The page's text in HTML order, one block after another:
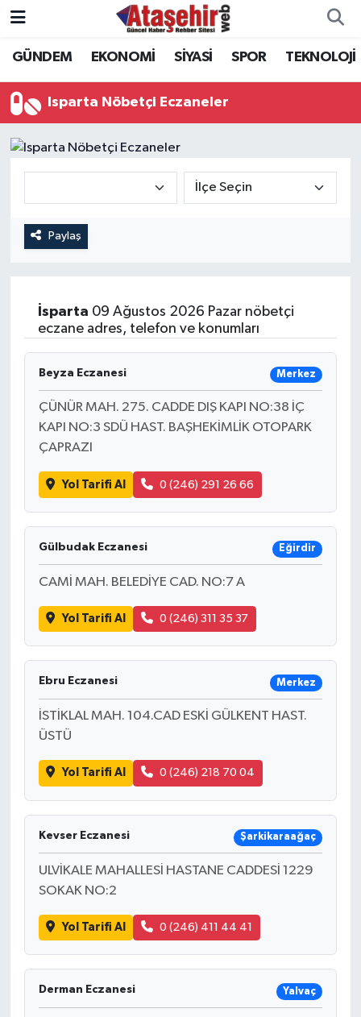
GÜNDEM EKONOMİ SİYASİ SPOR TEKNOLOJİ
Isparta Nöbetçi Eczaneler
Paylaş
İsparta 09 Ağustos 2026 Pazar nöbetçi
eczane adres, telefon ve konumları
Beyza Eczanesi Merkez
ÇÜNÜR MAH. 275. CADDE DIŞ KAPI NO:38 İÇ
KAPI NO:3 SDÜ HAST. BAŞHEKİMLİK OTOPARK
ÇAPRAZI
Yol Tarifi Al 0 (246) 291 26 66
Gülbudak Eczanesi Eğirdir
CAMİ MAH. BELEDİYE CAD. NO:7 A
Yol Tarifi Al 0 (246) 311 35 37
Ebru Eczanesi Merkez
İSTİKLAL MAH. 104.CAD ESKİ GÜLKENT HAST.
ÜSTÜ
Yol Tarifi Al 0 (246) 218 70 04
Kevser Eczanesi Şarkikaraağaç
ULVİKALE MAHALLESİ HASTANE CADDESİ 1229
SOKAK NO:2
Yol Tarifi Al 0 (246) 411 44 41
Derman Eczanesi Yalvaç
Hava Durumu
Trafik Durumu
Süper Lig Puan Durumu ve Fikstür
Son Dakika Haberleri